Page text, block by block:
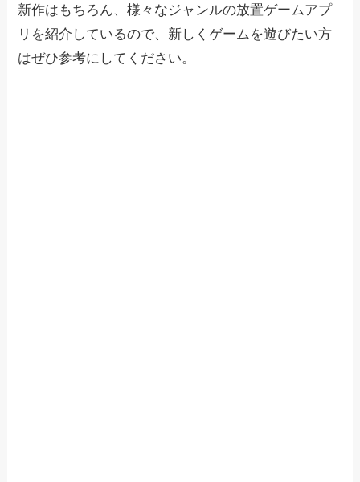
新作はもちろん、様々なジャンルの放置ゲームアプ
リを紹介しているので、新しくゲームを遊びたい方
はぜひ参考にしてください。